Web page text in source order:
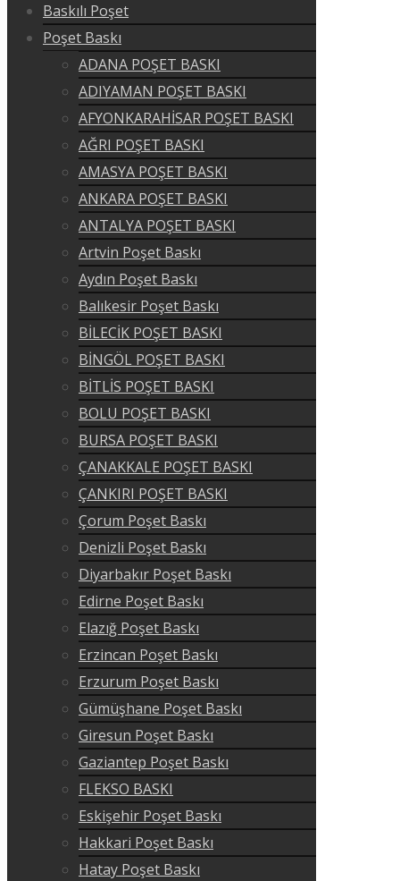
Baskılı Poşet
Poşet Baskı
ADANA POŞET BASKI
ADIYAMAN POŞET BASKI
AFYONKARAHİSAR POŞET BASKI
AĞRI POŞET BASKI
AMASYA POŞET BASKI
ANKARA POŞET BASKI
ANTALYA POŞET BASKI
Artvin Poşet Baskı
Aydın Poşet Baskı
Balıkesir Poşet Baskı
BİLECİK POŞET BASKI
BİNGÖL POŞET BASKI
BİTLİS POŞET BASKI
BOLU POŞET BASKI
BURSA POŞET BASKI
ÇANAKKALE POŞET BASKI
ÇANKIRI POŞET BASKI
Çorum Poşet Baskı
Denizli Poşet Baskı
Diyarbakır Poşet Baskı
Edirne Poşet Baskı
Elazığ Poşet Baskı
Erzincan Poşet Baskı
Erzurum Poşet Baskı
Gümüşhane Poşet Baskı
Giresun Poşet Baskı
Gaziantep Poşet Baskı
FLEKSO BASKI
Eskişehir Poşet Baskı
Hakkari Poşet Baskı
Hatay Poşet Baskı